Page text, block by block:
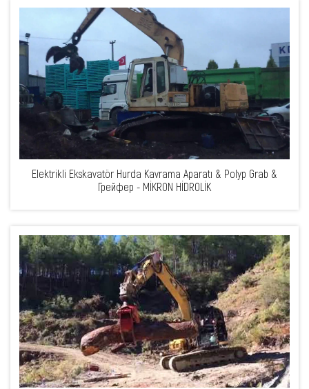
Elektrikli Ekskavatör Hurda Kavrama Aparatı & Polyp Grab &
Грейфер - MİKRON HİDROLİK